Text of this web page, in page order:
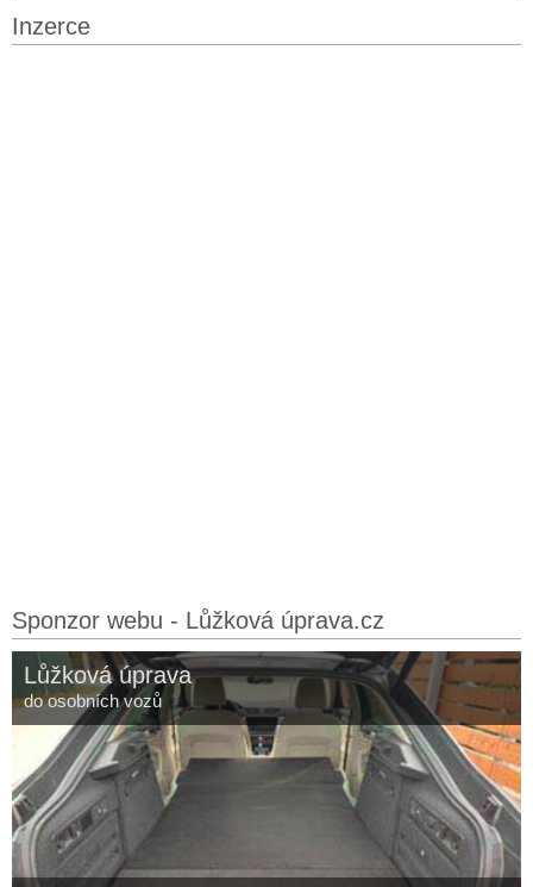
Inzerce
Sponzor webu - Lůžková úprava.cz
Lůžková úprava
do osobních vozů